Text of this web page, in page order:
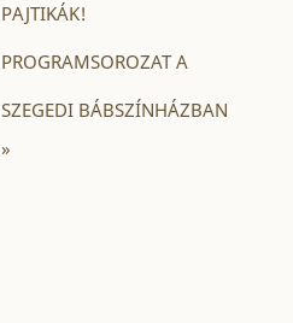
PAJTIKÁK!
PROGRAMSOROZAT A
SZEGEDI BÁBSZÍNHÁZBAN
»